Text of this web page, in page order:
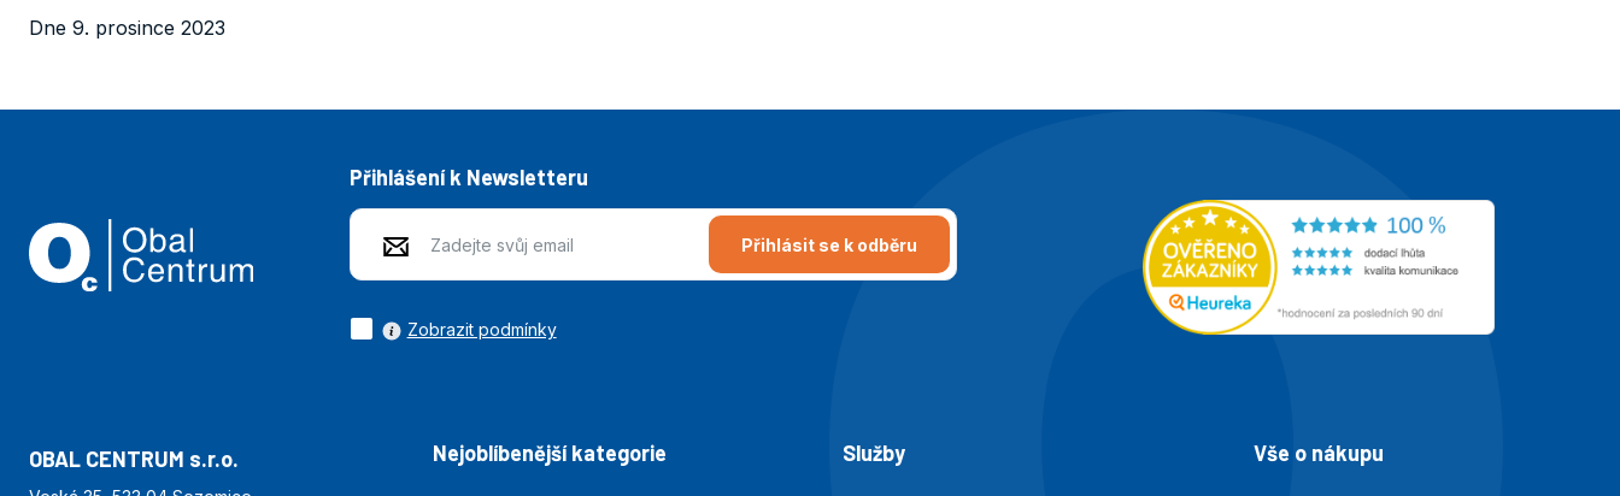
Dne 9. prosince 2023
Přihlášení k Newsletteru
Přihlásit se k odběru
Zobrazit podmínky
OBAL CENTRUM s.r.o. Nejoblíbenější kategorie Služby Vše o nákupu